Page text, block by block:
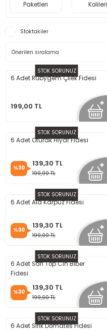
Paketleri
Kolileri
Stoktakiler
STOK SORUNUZ
6 Adet Rubygem Çilek Fidesi
199,00 TL
STOK SORUNUZ
6 Adet Oturak Hıyar Fidesi
%30
139,30 TL
199,00 TL
STOK SORUNUZ
6 Adet Ala Karpuz Fidesi
%30
139,30 TL
199,00 TL
STOK SORUNUZ
6 Adet Sarı Top Cin Biber
Fidesi
%30
139,30 TL
199,00 TL
STOK SORUNUZ
6 Adet Sırık Domates Fidesi